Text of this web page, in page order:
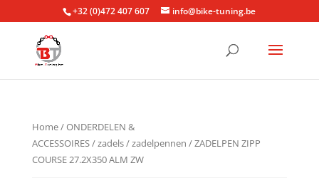
+32 (0)472 407 607 info@bike-tuning.be
Home/ONDERDELEN &
ACCESSOIRES/zadels/zadelpennen / ZADELPEN ZIPP
COURSE 27.2X350 ALM ZW